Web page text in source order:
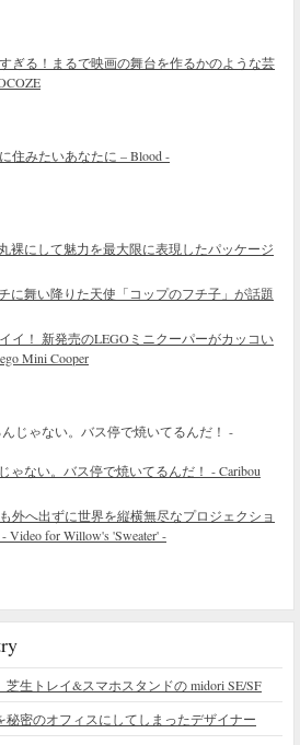
ぎる！まるで映画の舞台を作るかのような芸
住みたいあなたに – Blood -
裸にして魅力を最大限に表現したパッケージ
に舞い降りた天使「コップのフチ子」が話題
イ！ 新発売のLEGOミニクーパーがカッコい
Mini Cooper
ゃない。バス停で焼いてるんだ！ - Caribou
外へ出ずに世界を縦横無尽なプロジェクショ
Video for Willow's 'Sweater' -
生トレイ&スマホスタンドの midori SE/SF
秘密のオフィスにしてしまったデザイナー